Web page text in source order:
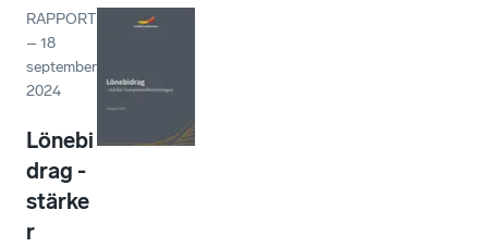
RAPPORT
–18
september
2024
Lönebi
drag -
stärke
r